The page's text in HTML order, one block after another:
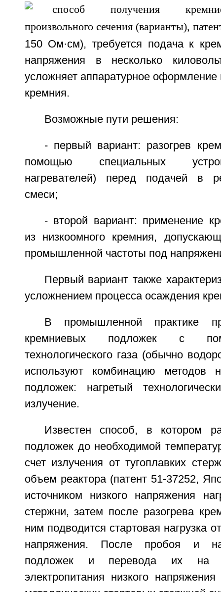
150 Ом·см), требуется подача к
напряжения в несколько
усложняет аппаратурное
кремния.
Возможные пути решения:
- первый вариант: разогрев
помощью специальных
нагревателей) перед подачей в
смеси;
- второй вариант: применение
из низкоомного кремния,
промышленной частоты под
Первый вариант также
усложнением процесса осаждения
В промышленной практике
кремниевых подложек с
технологического газа (обычно
используют комбинацию методов
подложек: нагретый
излучение.
Известен способ, в котором
подложек до необходимой
счет излучения от тугоплавких
объем реактора (патент 51-37252,
источником низкого напряжения
стержни, затем после разогрева
ним подводится стартовая нагрузка
напряжения. После пробоя и
подложек и перевода их на
электропитания низкого